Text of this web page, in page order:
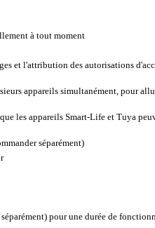
à tout moment
et l'attribution des autorisations
appareils simultanément, pour
les appareils Smart-Life et Tuya
séparément)
pour une durée de